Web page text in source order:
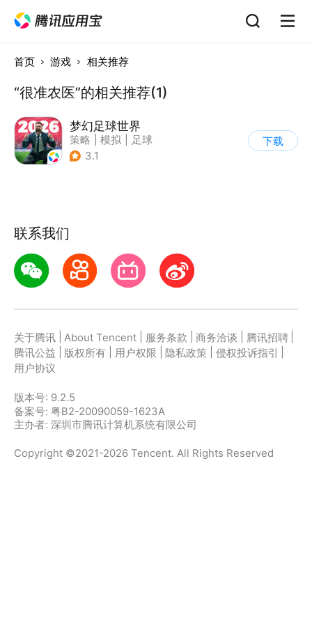
首页 游戏 相关推荐
“很准农医”的相关推荐(1)
梦幻足球世界
策略 模拟
足球
| 足球经理
3.1
下载
联系我们
关于腾讯 About Tencent 服务条款 商务洽谈 腾讯招聘
腾讯公益
版权所有 用户权限 隐私政策 侵权投诉指引
用户协议
版本号: 9.2.5
备案号: 粤B2-20090059-1623A
主办者: 深圳市腾讯计算机系统有限公司
Copyright ©2021-2026 Tencent. All Rights Reserved